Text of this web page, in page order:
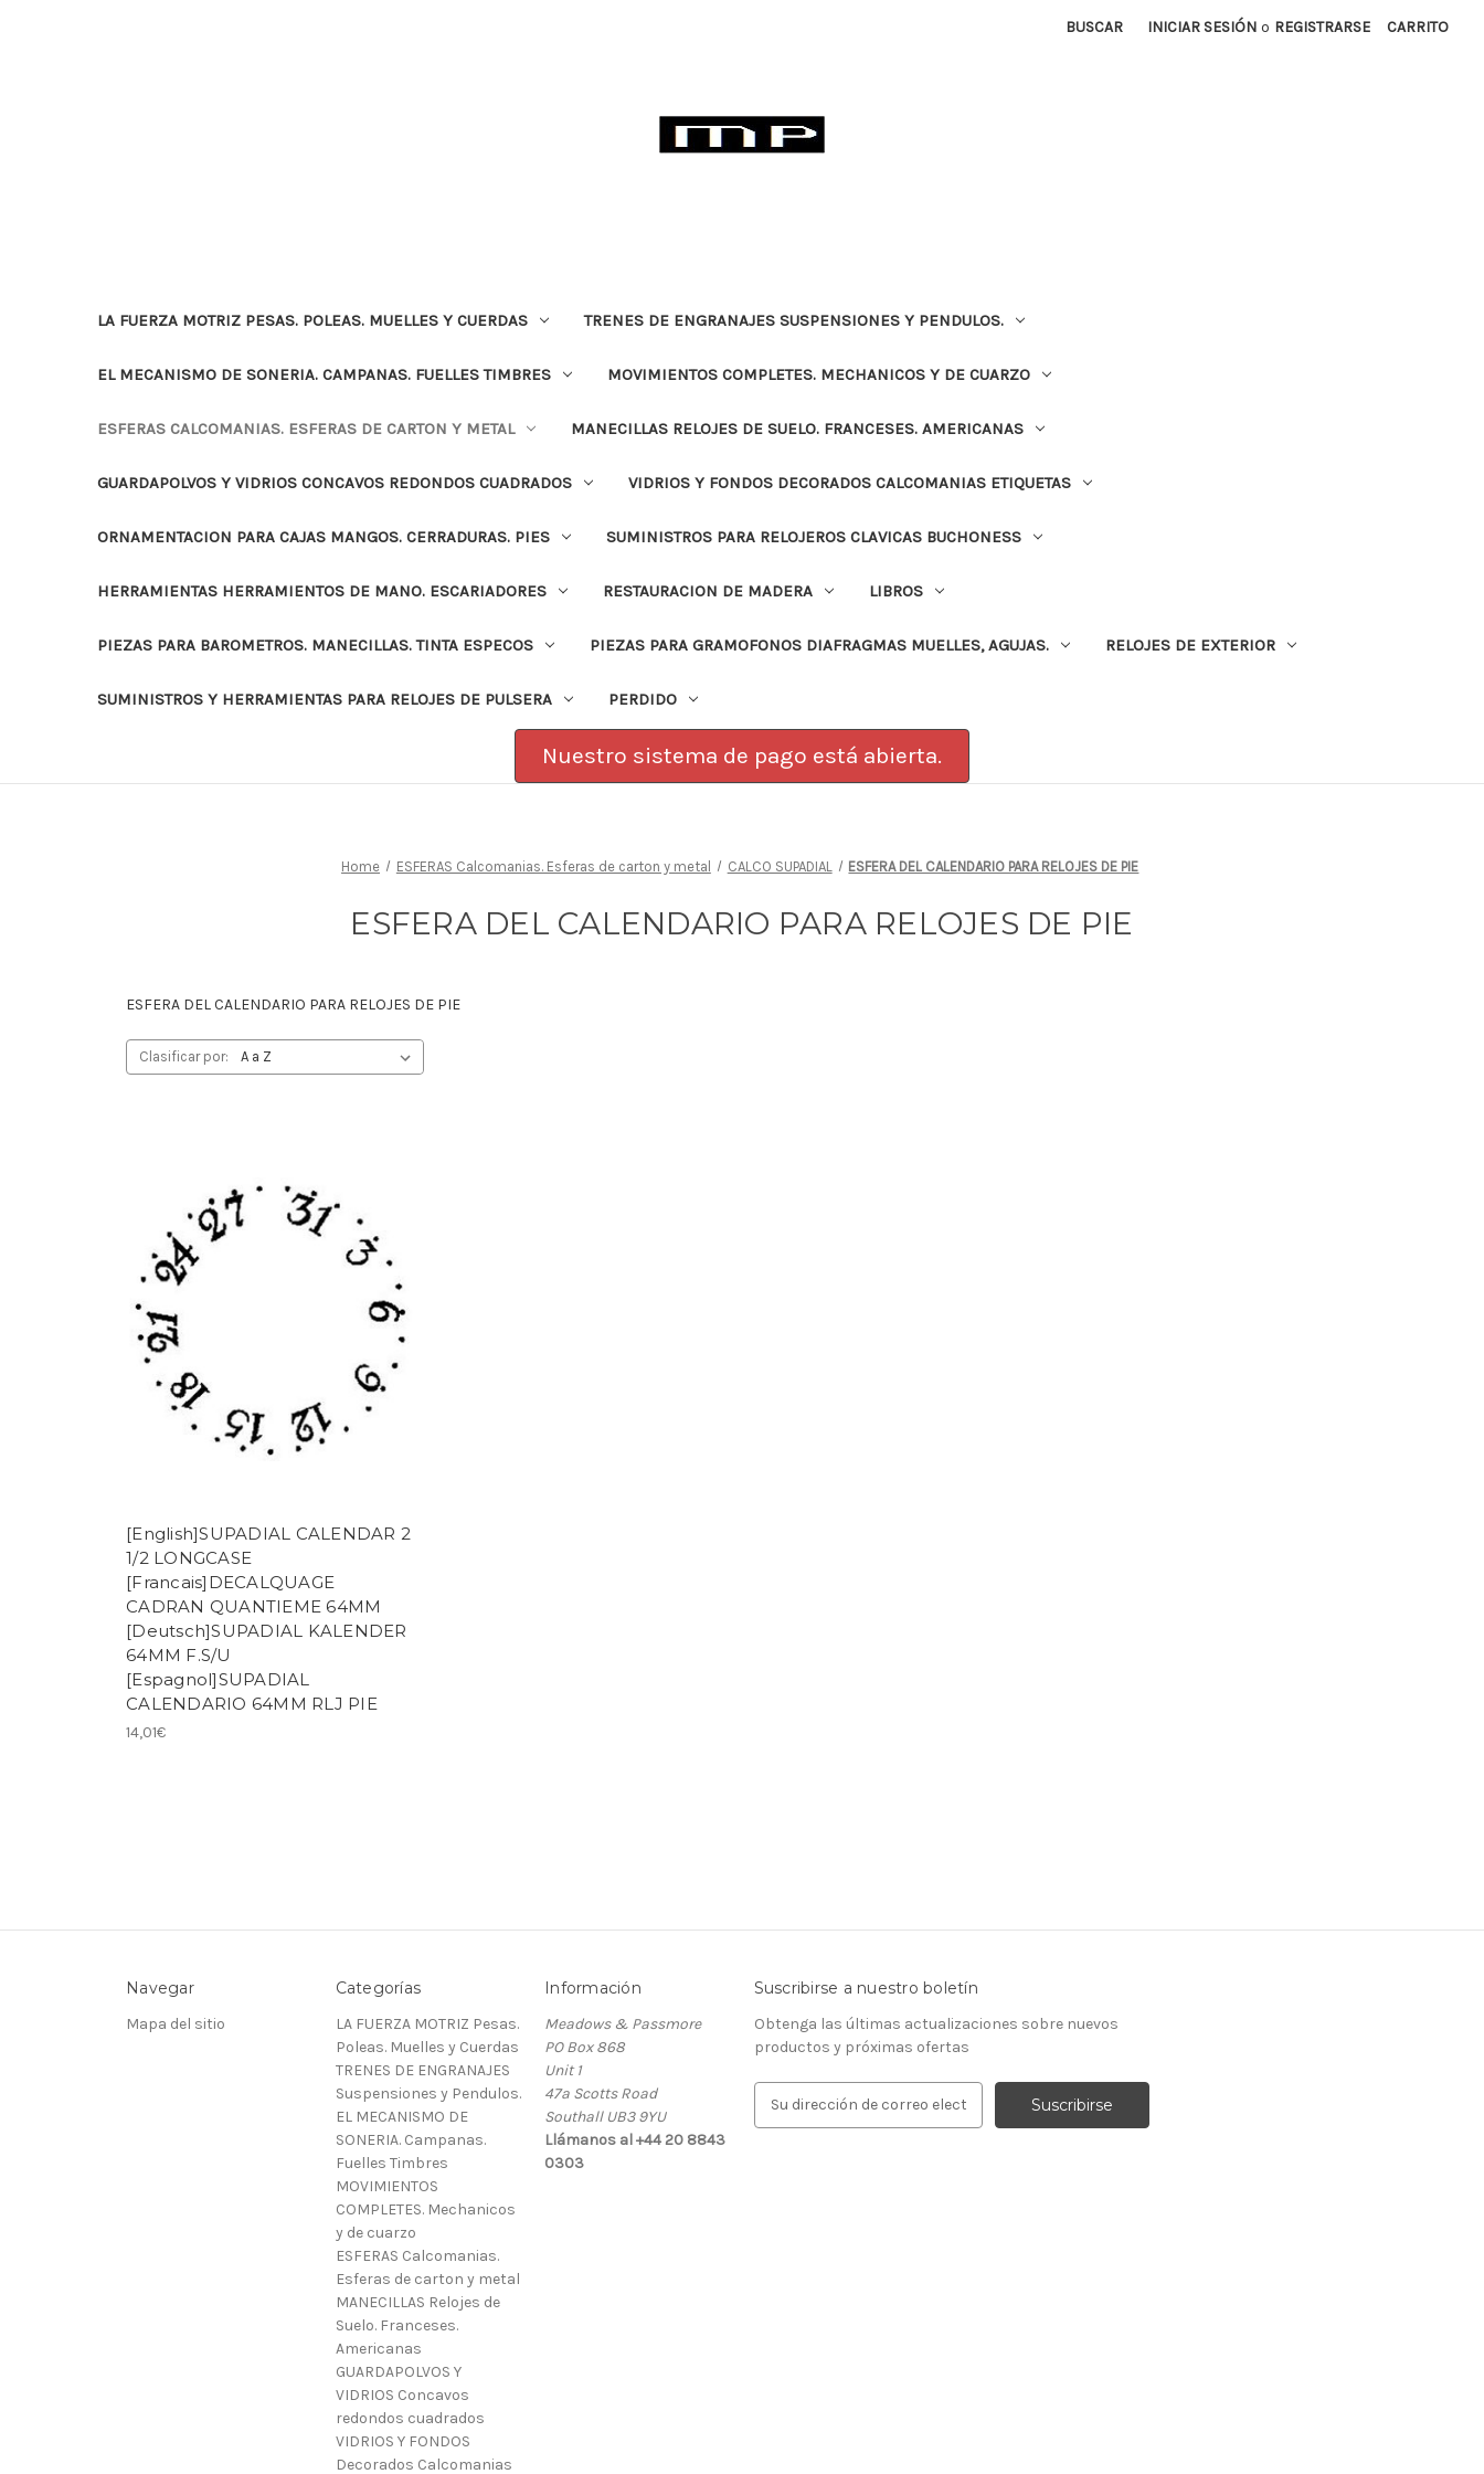
BUSCAR INICIAR SESIÓN o REGISTRARSE CARRITO
LA FUERZA MOTRIZ PESAS. POLEAS. MUELLES Y CUERDAS TRENES DE ENGRANAJES SUSPENSIONES Y PENDULOS.
EL MECANISMO DE SONERIA. CAMPANAS. FUELLES TIMBRES MOVIMIENTOS COMPLETES. MECHANICOS Y DE CUARZO
ESFERAS CALCOMANIAS. ESFERAS DE CARTON Y METAL MANECILLAS RELOJES DE SUELO. FRANCESES. AMERICANAS
GUARDAPOLVOS Y VIDRIOS CONCAVOS REDONDOS CUADRADOS VIDRIOS Y FONDOS DECORADOS CALCOMANIAS ETIQUETAS
ORNAMENTACION PARA CAJAS MANGOS. CERRADURAS. PIES SUMINISTROS PARA RELOJEROS CLAVICAS BUCHONESS
HERRAMIENTAS HERRAMIENTOS DE MANO. ESCARIADORES RESTAURACION DE MADERA LIBROS
PIEZAS PARA BAROMETROS. MANECILLAS. TINTA ESPECOS PIEZAS PARA GRAMOFONOS DIAFRAGMAS MUELLES, AGUJAS. RELOJES DE EXTERIOR
SUMINISTROS Y HERRAMIENTAS PARA RELOJES DE PULSERA PERDIDO
Nuestro sistema de pago está abierta.
Home ESFERAS Calcomanias. Esferas de carton y metal CALCO SUPADIAL ESFERA DEL CALENDARIO PARA RELOJES DE PIE
ESFERA DEL CALENDARIO PARA RELOJES DE PIE
ESFERA DEL CALENDARIO PARA RELOJES DE PIE
Clasificar por:
[English]SUPADIAL CALENDAR 2
1/2 LONGCASE
[Francais]DECALQUAGE
CADRAN QUANTIEME 64MM
[Deutsch]SUPADIAL KALENDER
64MM F.S/U
[Espagnol]SUPADIAL
CALENDARIO 64MM RLJ PIE
14,01€
Navegar
Mapa del sitio
Categorías
LA FUERZA MOTRIZ Pesas.
Poleas. Muelles y Cuerdas
TRENES DE ENGRANAJES
Suspensiones y Pendulos.
EL MECANISMO DE
SONERIA. Campanas.
Fuelles Timbres
MOVIMIENTOS
COMPLETES. Mechanicos
y de cuarzo
ESFERAS Calcomanias.
Esferas de carton y metal
MANECILLAS Relojes de
Suelo. Franceses.
Americanas
GUARDAPOLVOS Y
VIDRIOS Concavos
redondos cuadrados
VIDRIOS Y FONDOS
Decorados Calcomanias
Información
Meadows & Passmore
PO Box 868
Unit 1
47a Scotts Road
Southall UB3 9YU
Llámanos al +44 20 8843
0303
Suscribirse a nuestro boletín
Obtenga las últimas actualizaciones sobre nuevos
productos y próximas ofertas